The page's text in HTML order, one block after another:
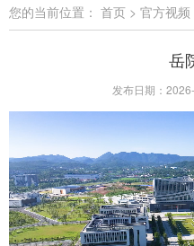
您的当前位置： 首页 > 官方视频
岳
发布日期：